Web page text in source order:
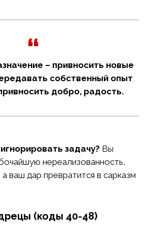
– привносить новые
собственный опыт
добро, радость.
задачу? Вы
нереализованность,
ваш дар превратится в сарказм
(коды 40-48)